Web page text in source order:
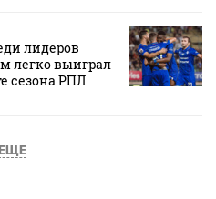
лидеров
легко выиграл
сезона РПЛ